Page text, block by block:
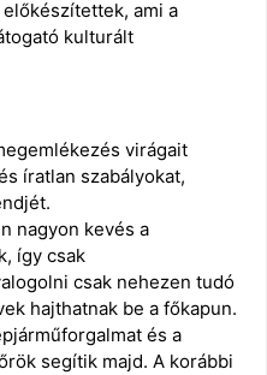
ami a
kulturált
virágait
íratlan szabályokat,
nagyon kevés a
így csak
csak nehezen tudó
hajthatnak be a főkapun.
és a
segítik majd. A korábbi